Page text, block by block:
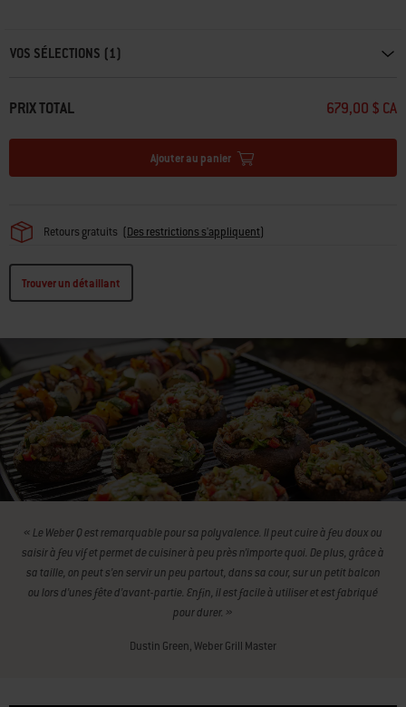
VOS SÉLECTIONS (1)
PRIX TOTAL 679,00 $ CA
Ajouter au panier
Retours gratuits (Des restrictions s'appliquent)
Trouver un détaillant
« Le Weber Q est remarquable pour sa polyvalence. Il peut cuire à feu doux ou
saisir à feu vif et permet de cuisiner à peu près n’importe quoi. De plus, grâce à
sa taille, on peut s’en servir un peu partout, dans sa cour, sur un petit balcon
ou lors d’unes fête d’avant-partie. Enfin, il est facile à utiliser et est fabriqué
pour durer. »
Dustin Green, Weber Grill Master